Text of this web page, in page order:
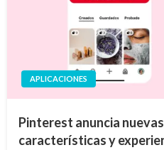
APLICACIONES
Pinterest anuncia
características y